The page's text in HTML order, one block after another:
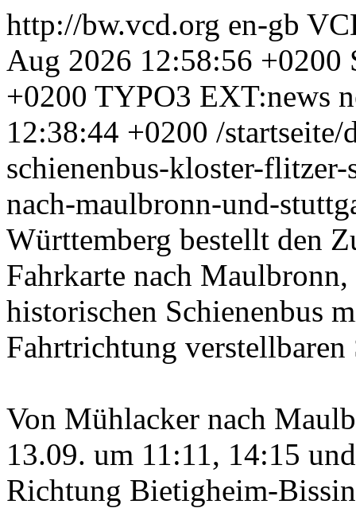
http://bw.vcd.org en-gb
Aug 2026 12:58:56 +0200
+0200 TYPO3 EXT:news
12:38:44 +0200 /
schienenbus-kloster-
nach-maulbronn-und-
Württemberg bestellt den
Fahrkarte nach
historischen Schienenbus
Fahrtrichtung
Von Mühlacker nach
13.09. um 11:11, 14:15
Richtung Bietigheim-